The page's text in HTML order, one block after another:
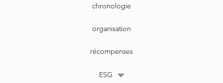
chronologie
organisation
récompenses
ESG